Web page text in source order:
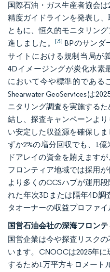
国際石油・ガス生産者協会
精度ガイドラインを発表し
ともに、恒久的モニタリン
進しました。 [3] BPのサンダ
サイトにおける規制当局が
4Dイメージングが炭化水素
において今や標準的である
Shearwater GeoServicesは
ニタリング調査を実施する
結し、探査キャンペーンよ
い安定した収益源を確保し
ずか2%の増分回収でも、1
ドアレイの資金を賄えます
フロンティア地域では採用が
より多くのCCSハブが運用
れた年次3Dまたは隔年4D調
タオーナーの収益プロファ
国営石油会社の深海フロン
国営企業は今や探査リスク
います。CNOOCは2025年
するため1万平方キロメート